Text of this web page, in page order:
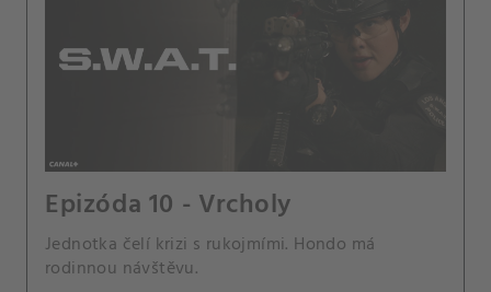
Epizóda 10 - Vrcholy
Jednotka čelí krizi s rukojmími. Hondo má
rodinnou návštěvu.